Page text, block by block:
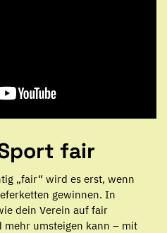
fair
„fair“ wird es erst, wenn
gewinnen. In
dein Verein auf fair
mehr umsteigen kann – mit